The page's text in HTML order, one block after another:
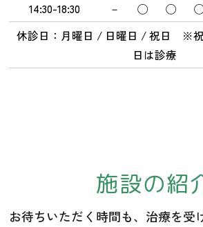
14:30-18:30
－ ◯ ◯
休診日：月曜日 / 日曜日 / 祝日 ※祝
日は診療
施設の紹
お待ちいただく時間も、治療を受